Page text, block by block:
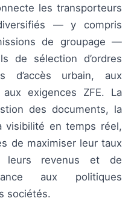
les transporteurs
— y compris
de groupage —
de sélection d’ordres
d’accès urbain, aux
exigences ZFE. La
des documents, la
visibilité en temps réel,
de maximiser leur taux
leurs revenus et de
aux politiques
sociétés.